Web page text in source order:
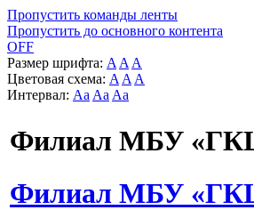
Пропустить команды ленты
Пропустить до основного контента
OFF
Размер шрифта: A A A
Цветовая схема: A A A
Интервал: Aa Aa Aa
Филиал МБУ
Филиал МБУ